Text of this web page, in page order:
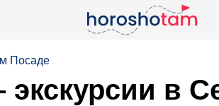
Посаде
экскурсии в